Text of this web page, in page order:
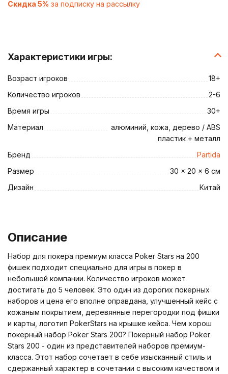
Характеристики игры:
Возраст игроков
18+
Количество игроков
2-6
Время игры
30+
Материал
алюминий, кожа, дерево / ABS
пластик + металл
Бренд
Partida
Размер
30 x 20 x 6 см
Дизайн
Китай
Скидка 5% за подписку на рассылку
Описание
Набор для покера премиум класса Poker Stars на 200
фишек подходит специально для игры в покер в
небольшой компании. Количество игроков может
достигать до 5 человек. Это один из дорогих покерных
наборов и цена его вполне оправдана, улучшенный кейс с
кожаным покрытием, деревянные перегородки под фишки
и карты, логотип PokerStars на крышке кейса. Чем хорош
покерный набор Poker Stars 200? Покерный набор Poker
Stars 200 - один из представителей наборов премиум-
класса. Этот набор сочетает в себе изысканный стиль и
сдержанный характер в сочетании с высоким качеством и